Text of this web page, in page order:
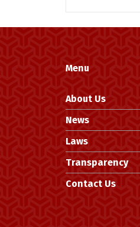
ЦОГЦ
БАЙШИН
ХҮЛЭЭЛГЭН
"Жанжин
нэрэмжит
Menu
About Us
News
Laws
Transparency
Contact Us